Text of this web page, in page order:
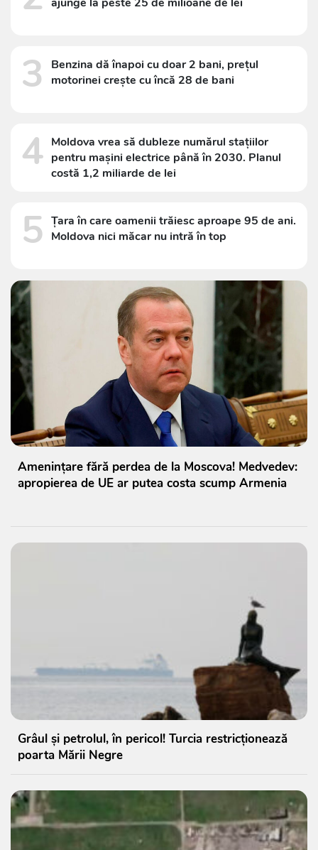
3
Benzina dă înapoi cu doar 2 bani, prețul
motorinei crește cu încă 28 de bani
4 Moldova vrea să dubleze numărul stațiilor
pentru mașini electrice până în 2030. Planul
costă 1,2 miliarde de lei
5 Țara în care oamenii trăiesc aproape 95 de ani.
Moldova nici măcar nu intră în top
Amenințare fără perdea de la Moscova! Medvedev:
apropierea de UE ar putea costa scump Armenia
Grâul și petrolul, în pericol! Turcia restricționează
poarta Mării Negre